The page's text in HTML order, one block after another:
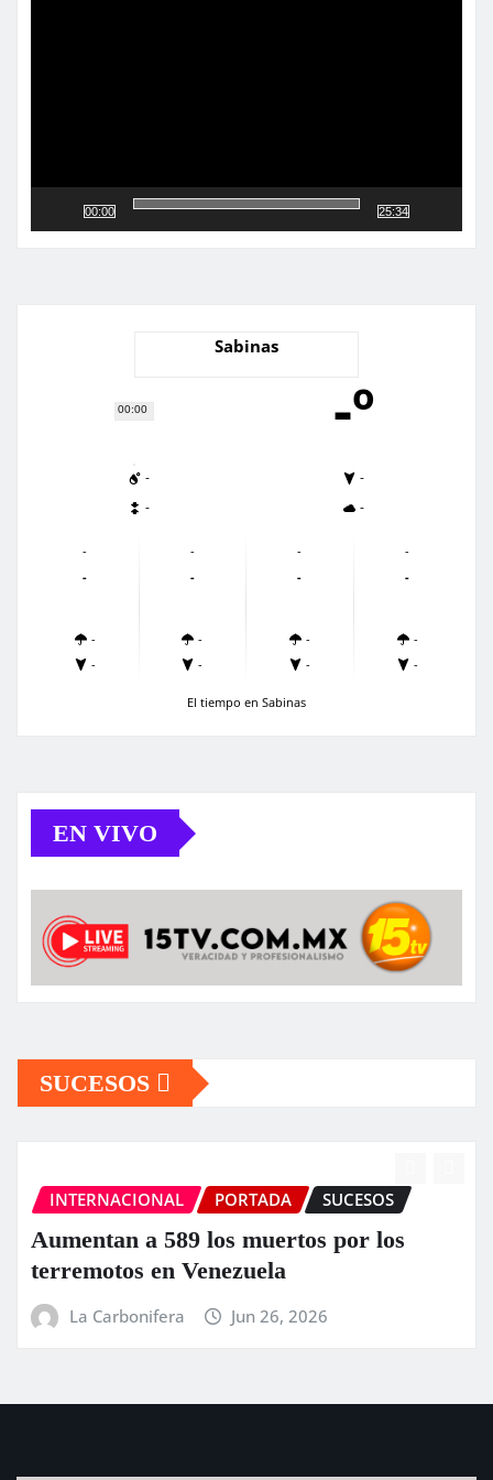
00:00
00:00
25:34
Sabinas
-º
-
-
-
-
-
-
-
-
-
-
-
-
-
-
-
-
-
-
-
-
El tiempo en Sabinas
EN VIVO
SUCESOS
INTERNACIONAL PORTADA SUCESOS
Aumentan a 589 los muertos por los
terremotos en Venezuela
La Carbonifera Jun 26, 2026